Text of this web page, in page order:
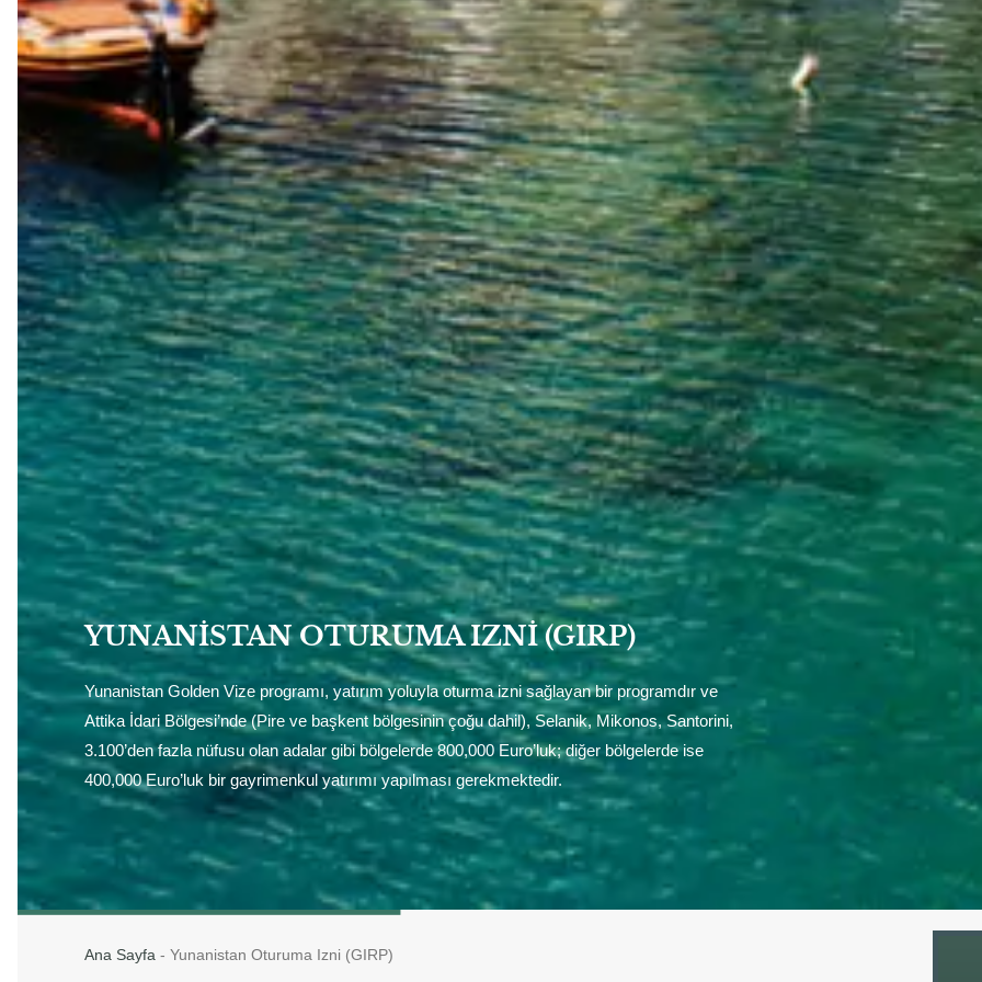
YUNANISTAN OTURUMA IZNI (GIRP)
Yunanistan Golden Vize programı, yatırım yoluyla oturma izni sağlayan bir programdır ve
Attika İdari Bölgesi’nde (Pire ve başkent bölgesinin çoğu dahil), Selanik, Mikonos, Santorini,
3.100’den fazla nüfusu olan adalar gibi bölgelerde 800,000 Euro’luk; diğer bölgelerde ise
400,000 Euro’luk bir gayrimenkul yatırımı yapılması gerekmektedir.
Ana Sayfa - Yunanistan Oturuma Izni (GIRP)